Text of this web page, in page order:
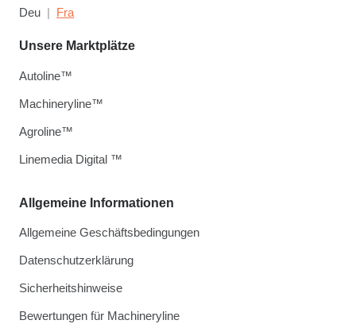
Deu Fra
Allgemeine Informationen
Allgemeine Geschäftsbedingungen
Datenschutzerklärung
Sicherheitshinweise
Bewertungen für Machineryline
Unsere Marktplätze
Autoline™
Machineryline™
Agroline™
Linemedia Digital ™